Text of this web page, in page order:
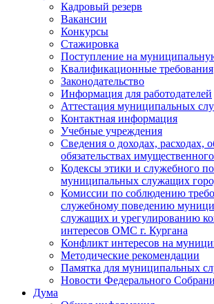
Кадровый резерв
Вакансии
Конкурсы
Стажировка
Поступление на
Квалификационные требования
Законодательство
Информация для работодателей
Аттестация муниципальных
Контактная информация
Учебные учреждения
Сведения о доходах, расходах,
обязательствах
Кодексы этики и служебного
муниципальных служащих
Комиссии по соблюдению
служебному поведению
служащих и урегулированию
интересов ОМС г. Кургана
Конфликт интересов на
Методические рекомендации
Памятка для муниципальных
Новости Федерального
Дума